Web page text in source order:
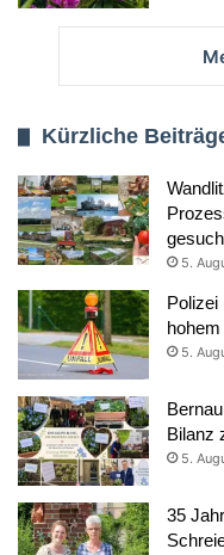
Kürzliche
5.
Polizei
5.
Bilanz
5.
35